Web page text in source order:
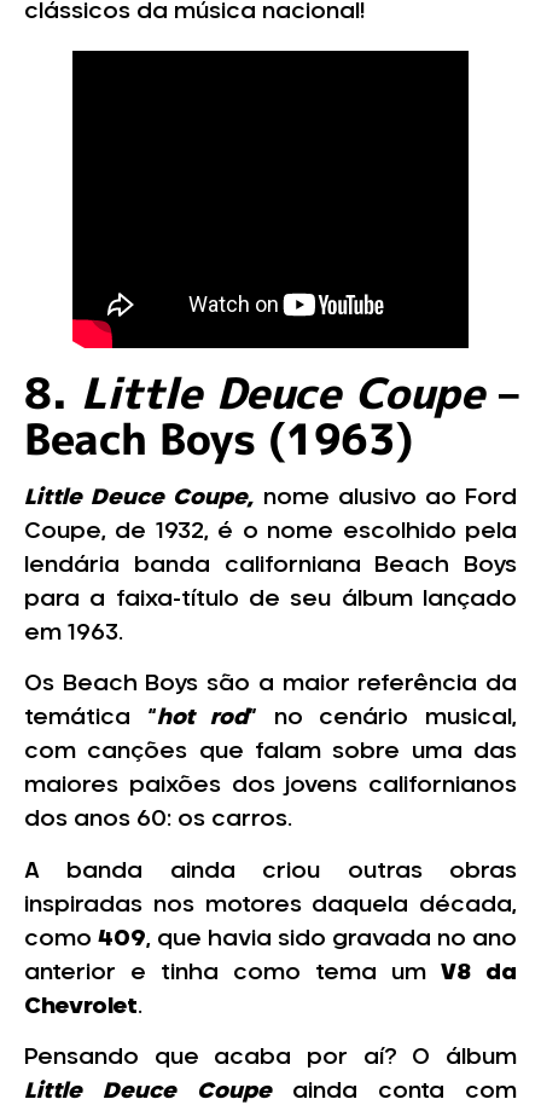
clássicos da música nacional!
8. Little Deuce Coupe–
Beach Boys (1963)
Little Deuce Coupe, nome alusivo ao Ford
Coupe, de 1932, é o nome escolhido pela
lendária banda californiana Beach Boys
para a faixa-título de seu álbum lançado
em 1963.
Os Beach Boys são a maior referência da
temática “hot rod” no cenário musical,
com canções que falam sobre uma das
maiores paixões dos jovens californianos
dos anos 60: os carros.
A banda ainda criou outras obras
inspiradas nos motores daquela década,
como 409, que havia sido gravada no ano
anterior e tinha como tema um V8 da
Chevrolet.
Pensando que acaba por aí? O álbum
Little Deuce Coupe ainda conta com